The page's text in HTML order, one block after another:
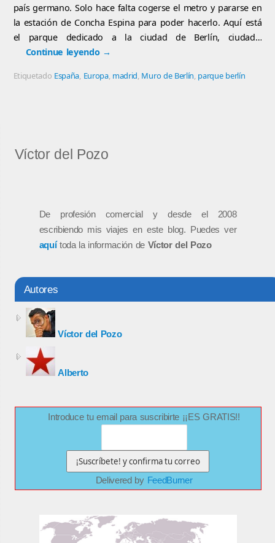
país germano. Solo hace falta cogerse el metro y pararse en
la estación de Concha Espina para poder hacerlo. Aquí está
el parque dedicado a la ciudad de Berlín, ciudad…
Continue leyendo →
Etiquetado España, Europa, madrid, Muro de Berlín, parque berlín
Víctor del Pozo
De profesión comercial y desde el 2008
escribiendo mis viajes en este blog. Puedes ver
aquítoda la información de Víctor del Pozo
Autores
Víctor del Pozo
Alberto
Introduce tu email para suscribirte ¡¡ES GRATIS!!
Delivered by FeedBurner